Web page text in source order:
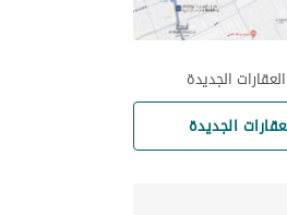
الجديدة
الجديدة